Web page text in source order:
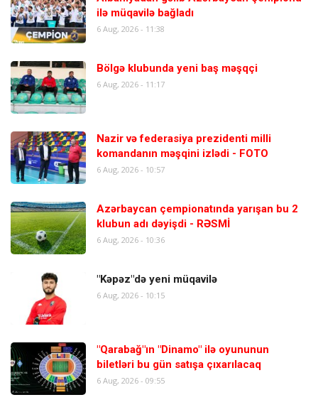
ilə müqavilə bağladı
6 Aug, 2026 - 11:38
Bölgə klubunda yeni baş məşqçi
6 Aug, 2026 - 11:17
Nazir və federasiya prezidenti milli
komandanın məşqini izlədi - FOTO
6 Aug, 2026 - 10:57
Azərbaycan çempionatında yarışan bu 2
klubun adı dəyişdi - RƏSMİ
6 Aug, 2026 - 10:36
"Kəpəz"də yeni müqavilə
6 Aug, 2026 - 10:15
"Qarabağ"ın "Dinamo" ilə oyununun
biletləri bu gün satışa çıxarılacaq
6 Aug, 2026 - 09:55